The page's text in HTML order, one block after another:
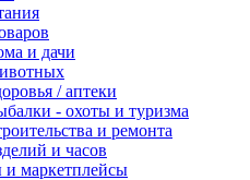
и дачи
/ аптеки
- охоты и туризма
и ремонта
и часов
маркетплейсы